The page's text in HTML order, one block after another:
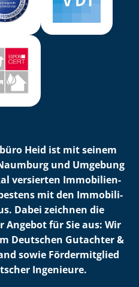
Heid ist mit seinem
und Umgebung
versierten Im­mo­bi­li­en­
mit den Im­mo­bi­li­
Dabei zeichnen die
Angebot für Sie aus: Wir
Deutschen Gutachter &
sowie Fördermitglied
Ingenieure.